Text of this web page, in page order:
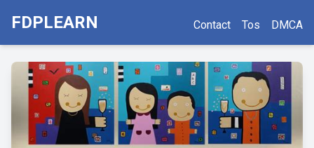
FDPLEARN Contact Tos DMCA